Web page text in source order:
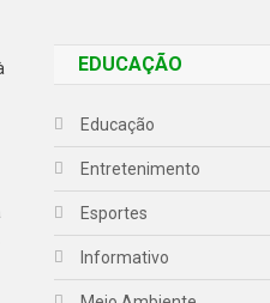
EDUCAÇÃO
Educação
Entretenimento
Esportes
Informativo